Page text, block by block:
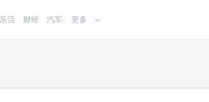
乐活 财经 汽车 更多